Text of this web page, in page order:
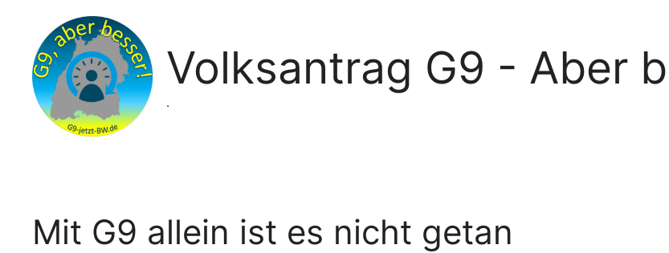
springen
Volksantrag G9 - Aber
.
Mit G9 allein ist es nicht getan